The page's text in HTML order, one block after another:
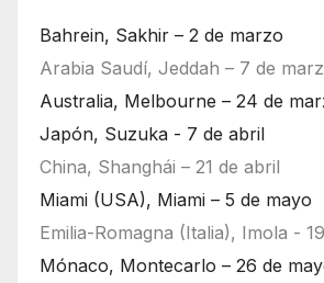
Bahrein, Sakhir – 2 de marzo
Arabia Saudí, Jeddah – 7 de
Australia, Melbourne – 24 de
Japón, Suzuka - 7 de abril
China, Shanghái – 21 de abril
Miami (USA), Miami – 5 de mayo
Emilia-Romagna (Italia), Imola -
Mónaco, Montecarlo – 26 de